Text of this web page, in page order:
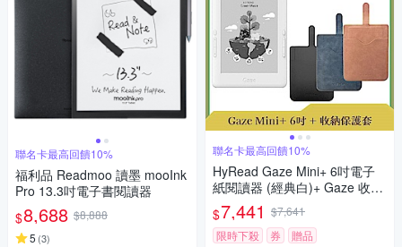
聯名卡最高回饋10%
福利品 Readmoo 讀墨 mooInk
Pro 13.3吋電子書閱讀器
$8,688 $8,888
5 (3)
聯名卡最高回饋10%
HyRead Gaze Mini+ 6吋電子
紙閱讀器 (經典白)+ Gaze 收納
保護套 (組合)
$7,441 $7,641
限時下殺
券 贈品